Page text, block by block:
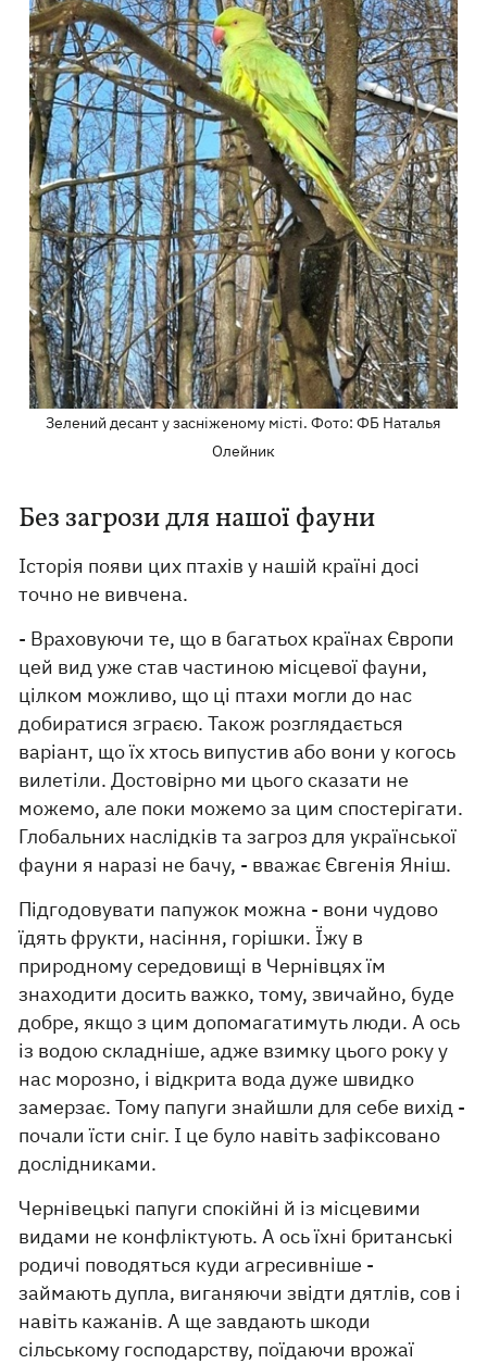
Зелений десант у засніженому місті. Фото: ФБ Наталья
Олейник
Без загрози для нашої фауни
Історія появи цих птахів у нашій країні досі
точно не вивчена.
- Враховуючи те, що в багатьох країнах Європи
цей вид уже став частиною місцевої фауни,
цілком можливо, що ці птахи могли до нас
добиратися зграєю. Також розглядається
варіант, що їх хтось випустив або вони у когось
вилетіли. Достовірно ми цього сказати не
можемо, але поки можемо за цим спостерігати.
Глобальних наслідків та загроз для української
фауни я наразі не бачу, - вважає Євгенія Яніш.
Підгодовувати папужок можна - вони чудово
їдять фрукти, насіння, горішки. Їжу в
природному середовищі в Чернівцях їм
знаходити досить важко, тому, звичайно, буде
добре, якщо з цим допомагатимуть люди. А ось
із водою складніше, адже взимку цього року у
нас морозно, і відкрита вода дуже швидко
замерзає. Тому папуги знайшли для себе вихід -
почали їсти сніг. І це було навіть зафіксовано
дослідниками.
Чернівецькі папуги спокійні й із місцевими
видами не конфліктують. А ось їхні британські
родичі поводяться куди агресивніше -
займають дупла, виганяючи звідти дятлів, сов і
навіть кажанів. А ще завдають шкоди
сільському господарству, поїдаючи врожаї